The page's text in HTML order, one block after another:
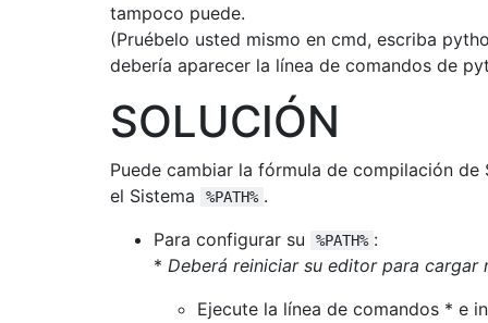
tampoco puede.
(Pruébelo usted mismo en cmd, escriba
debería aparecer la línea de comandos de
SOLUCIÓN
Puede cambiar la fórmula de compilación de
el Sistema
%PATH% .
Para configurar su
%PATH% :
* Deberá reiniciar su editor para cargar
Ejecute la línea de comandos * e